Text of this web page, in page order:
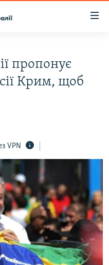
пропонує
Крим, щоб
VPN